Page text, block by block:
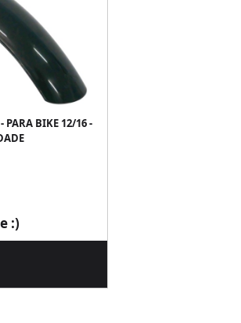
PARA BIKE 12/16 -
:)